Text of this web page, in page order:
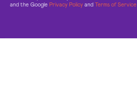
and the Google Privacy Policy and Terms of Service